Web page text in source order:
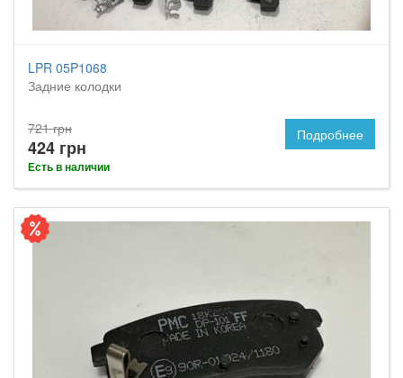
LPR 05P1068
Задние колодки
721 грн
424 грн
Есть в наличии
Подробнее